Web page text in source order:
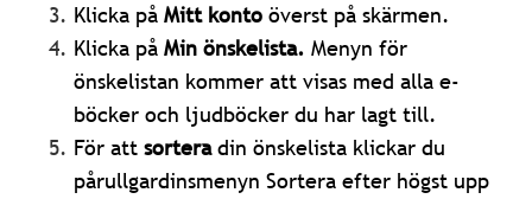
Klicka påMitt kontoöverst på skärmen.
Klicka påMin önskelista. Menyn för
önskelistan kommer att visas med alla e-
böcker och ljudböcker du har lagt till.
För attsorteradin önskelista klickar du
pårullgardinsmenyn Sortera efter högst upp